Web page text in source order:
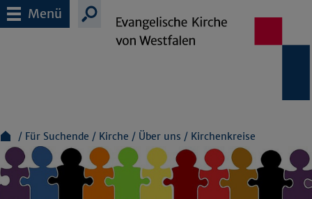
Menü
Für Suchende Kirche Über uns Kirchenkreise